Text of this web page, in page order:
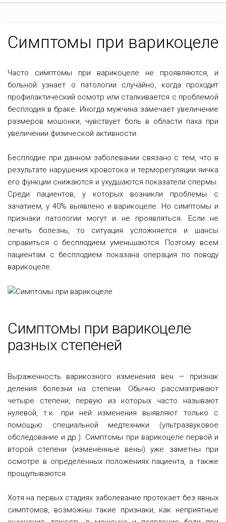
Симптомы при варикоцеле
Часто симптомы при варикоцеле не проявляются, и
больной узнает о патологии случайно, когда проходит
профилактический осмотр или сталкивается с проблемой
бесплодия в браке. Иногда мужчина замечает увеличение
размеров мошонки, чувствует боль в области паха при
увеличении физической активности.
Бесплодие при данном заболевании связано с тем, что в
результате нарушения кровотока и терморегуляции яичка
его функции снижаются и ухудшаются показатели спермы.
Среди пациентов, у которых возникли проблемы с
зачатием, у 40% выявлено и варикоцеле. Но симптомы и
признаки патологии могут и не проявляться. Если не
лечить болезнь, то ситуация усложняется и шансы
справиться с бесплодием уменьшаются. Поэтому всем
пациентам с бесплодием показана операция по поводу
варикоцеле.
Симптомы при варикоцеле
разных степеней
Выраженность варикозного изменения вен — признак
деления болезни на степени. Обычно рассматривают
четыре степени, первую из которых часто называют
нулевой, т.к. при ней изменения выявляют только с
помощью специальной медтехники (ультразвуковое
обследование и др.). Симптомы при варикоцеле первой и
второй степени (измененные вены) уже заметны при
осмотре в определенных положениях пациента, а также
прощупываются.
Хотя на первых стадиях заболевание протекает без явных
симптомов, возможны такие признаки, как неприятные